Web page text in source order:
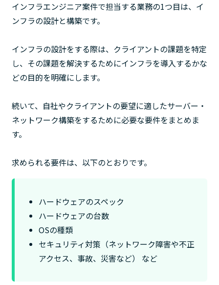
インフラエンジニア案件で担当する業務の1つ目は、イ
ンフラの設計と構築です。
インフラの設計をする際は、クライアントの課題を特定
し、その課題を解決するためにインフラを導入するかな
どの目的を明確にします。
続いて、自社やクライアントの要望に適したサーバー・
ネットワーク構築をするために必要な要件をまとめま
す。
求められる要件は、以下のとおりです。
ハードウェアのスペック
ハードウェアの台数
OSの種類
セキュリティ対策（ネットワーク障害や不正
アクセス、事故、災害など） など